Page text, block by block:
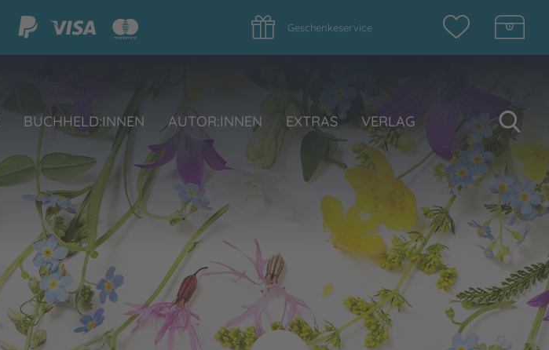
Geschenkeservice
BUCHHELD:INNEN AUTOR:INNEN EXTRAS VERLAG